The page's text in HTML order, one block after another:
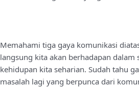
Memahami tiga gaya komunikasi
langsung kita akan berhadapan
kehidupan kita seharian. Sudah tahu
masalah lagi yang berpunca dari